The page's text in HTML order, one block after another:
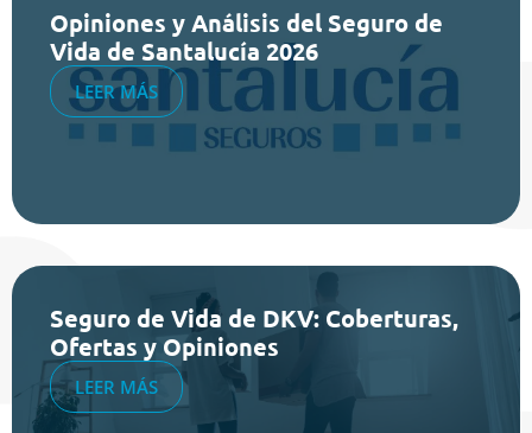
Opiniones y Análisis del Seguro de
Vida de Santalucía 2026
LEER MÁS
Seguro de Vida de DKV: Coberturas,
Ofertas y Opiniones
LEER MÁS